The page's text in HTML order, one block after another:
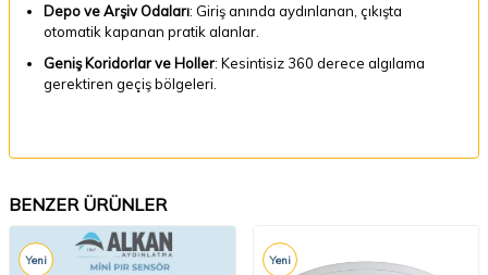
Depo ve Arşiv Odaları: Giriş anında aydınlanan, çıkışta
otomatik kapanan pratik alanlar.
Geniş Koridorlar ve Holler: Kesintisiz 360 derece algılama
gerektiren geçiş bölgeleri.
BENZER ÜRÜNLER
Yeni Yeni